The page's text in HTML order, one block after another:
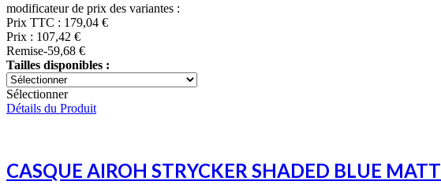
modificateur de prix des variantes :
Prix TTC : 179,04 €
Prix : 107,42 €
Remise-59,68 €
Tailles disponibles :
Sélectionner
Détails du Produit
CASQUE AIROH STRYCKER SHADED BLUE MATT